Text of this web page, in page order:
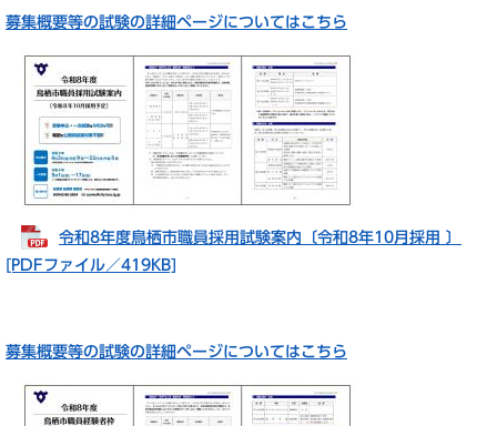
募集概要等の試験の詳細ページについてはこちら
令和8年度鳥栖市職員採用試験案内〔令和8年10月採用 〕
[PDFファイル／419KB]
募集概要等の試験の詳細ページについてはこちら